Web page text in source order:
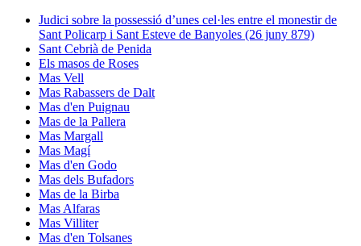
Judici sobre la possessió d’unes cel·les entre el monestir de
Sant Policarp i Sant Esteve de Banyoles (26 juny 879)
Sant Cebrià de Penida
Els masos de Roses
Mas Vell
Mas Rabassers de Dalt
Mas d'en Puignau
Mas de la Pallera
Mas Margall
Mas Magí
Mas d'en Godo
Mas dels Bufadors
Mas de la Birba
Mas Alfaras
Mas Villiter
Mas d'en Tolsanes